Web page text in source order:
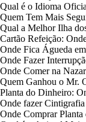
Qual é o Idioma
Quem Tem Mais
Qual a Melhor Ilha
Cartão Refeição:
Onde Fica Águeda
Onde Fazer
Onde Comer na
Quem Ganhou o Mr.
Planta do Dinheiro:
Onde fazer
Onde Comprar